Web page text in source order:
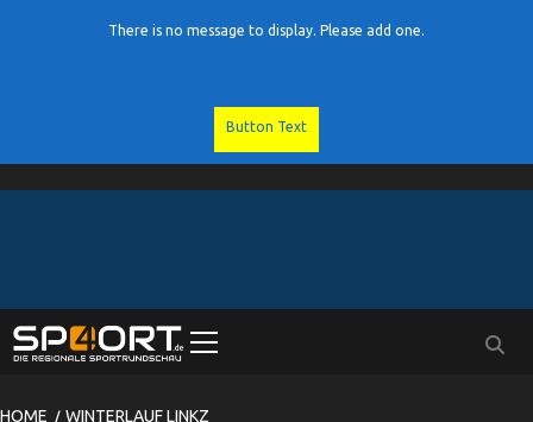
There is no message to display. Please add one.
Button Text
HOME WINTERLAUF LINKZ